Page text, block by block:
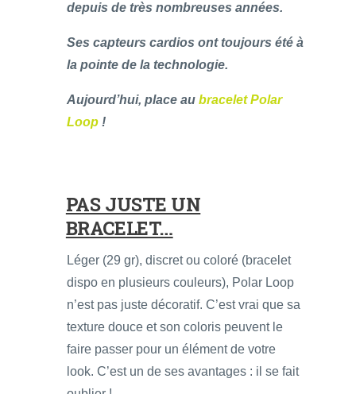
depuis de très nombreuses années.
Ses capteurs cardios ont toujours été à
la pointe de la technologie.
Aujourd’hui, place au bracelet Polar
Loop !
PAS JUSTE UN
BRACELET…
Léger (29 gr), discret ou coloré (bracelet
dispo en plusieurs couleurs), Polar Loop
n’est pas juste décoratif. C’est vrai que sa
texture douce et son coloris peuvent le
faire passer pour un élément de votre
look. C’est un de ses avantages : il se fait